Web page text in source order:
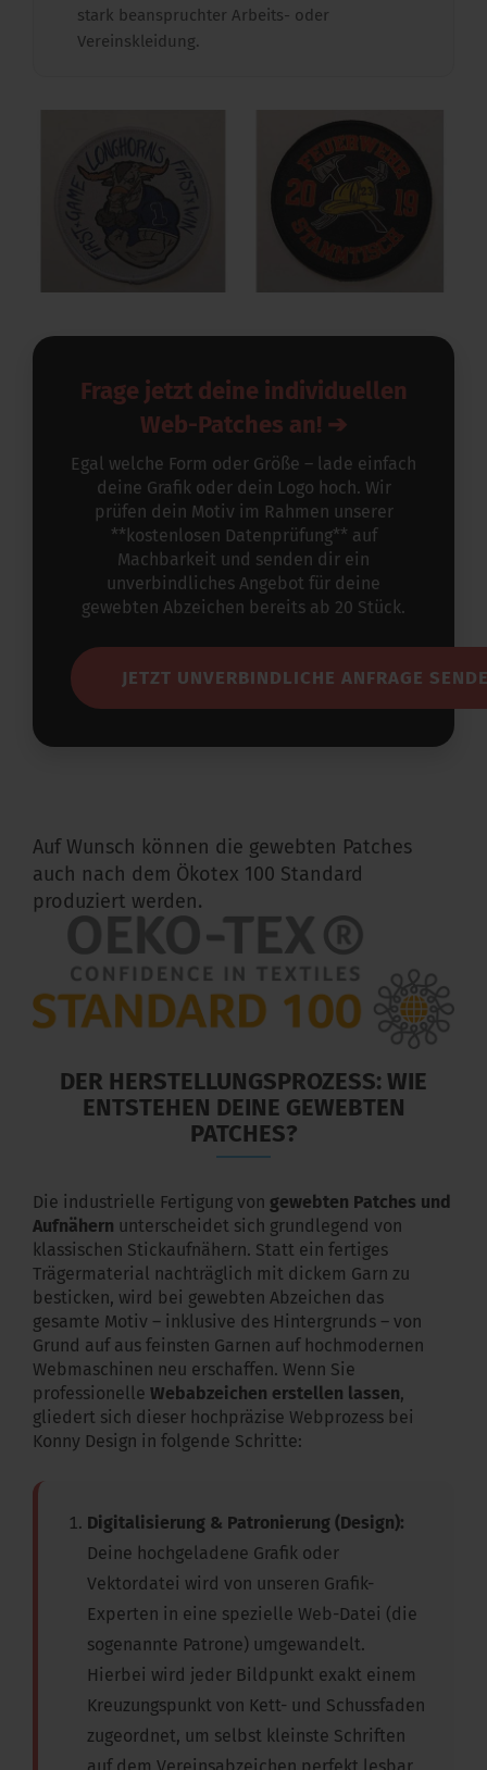
stark beanspruchter Arbeits- oder
Vereinskleidung.
Frage jetzt deine individuellen
Web-Patches an! ➔
Egal welche Form oder Größe – lade einfach
deine Grafik oder dein Logo hoch. Wir
prüfen dein Motiv im Rahmen unserer
**kostenlosen Datenprüfung** auf
Machbarkeit und senden dir ein
unverbindliches Angebot für deine
gewebten Abzeichen bereits ab 20 Stück.
JETZT UNVERBINDLICHE ANFRAGE
Auf Wunsch können die gewebten Patches
auch nach dem Ökotex 100 Standard
produziert werden.
DER HERSTELLUNGSPROZESS: WIE
ENTSTEHEN DEINE GEWEBTEN
PATCHES?
Die industrielle Fertigung von gewebten Patches und
Aufnähern unterscheidet sich grundlegend von
klassischen Stickaufnähern. Statt ein fertiges
Trägermaterial nachträglich mit dickem Garn zu
besticken, wird bei gewebten Abzeichen das
gesamte Motiv – inklusive des Hintergrunds – von
Grund auf aus feinsten Garnen auf hochmodernen
Webmaschinen neu erschaffen. Wenn Sie
professionelle Webabzeichen erstellen lassen,
gliedert sich dieser hochpräzise Webprozess bei
Konny Design in folgende Schritte:
Digitalisierung & Patronierung (Design):
Deine hochgeladene Grafik oder
Vektordatei wird von unseren Grafik-
Experten in eine spezielle Web-Datei (die
sogenannte Patrone) umgewandelt.
Hierbei wird jeder Bildpunkt exakt einem
Kreuzungspunkt von Kett- und Schussfaden
zugeordnet, um selbst kleinste Schriften